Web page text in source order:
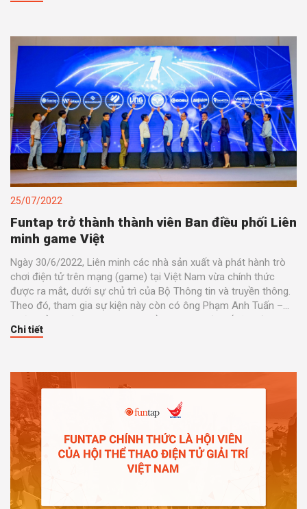
25/07/2022
Funtap trở thành thành viên Ban điều phối Liên
minh game Việt
Ngày 30/6/2022, Liên minh các nhà sản xuất và phát hành trò
chơi điện tử trên mạng (game) tại Việt Nam vừa chính thức
được ra mắt, dưới sự chủ trì của Bộ Thông tin và truyền thông.
Theo đó, tham gia sự kiện này còn có ông Phạm Anh Tuấn –
Thứ trưởng Bộ Thông tin và Truyền thông, một số lãnh đạo và
khách mời.
Chi tiết